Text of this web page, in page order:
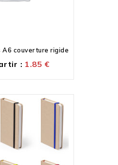
A6 couverture rigide
: 1.85€